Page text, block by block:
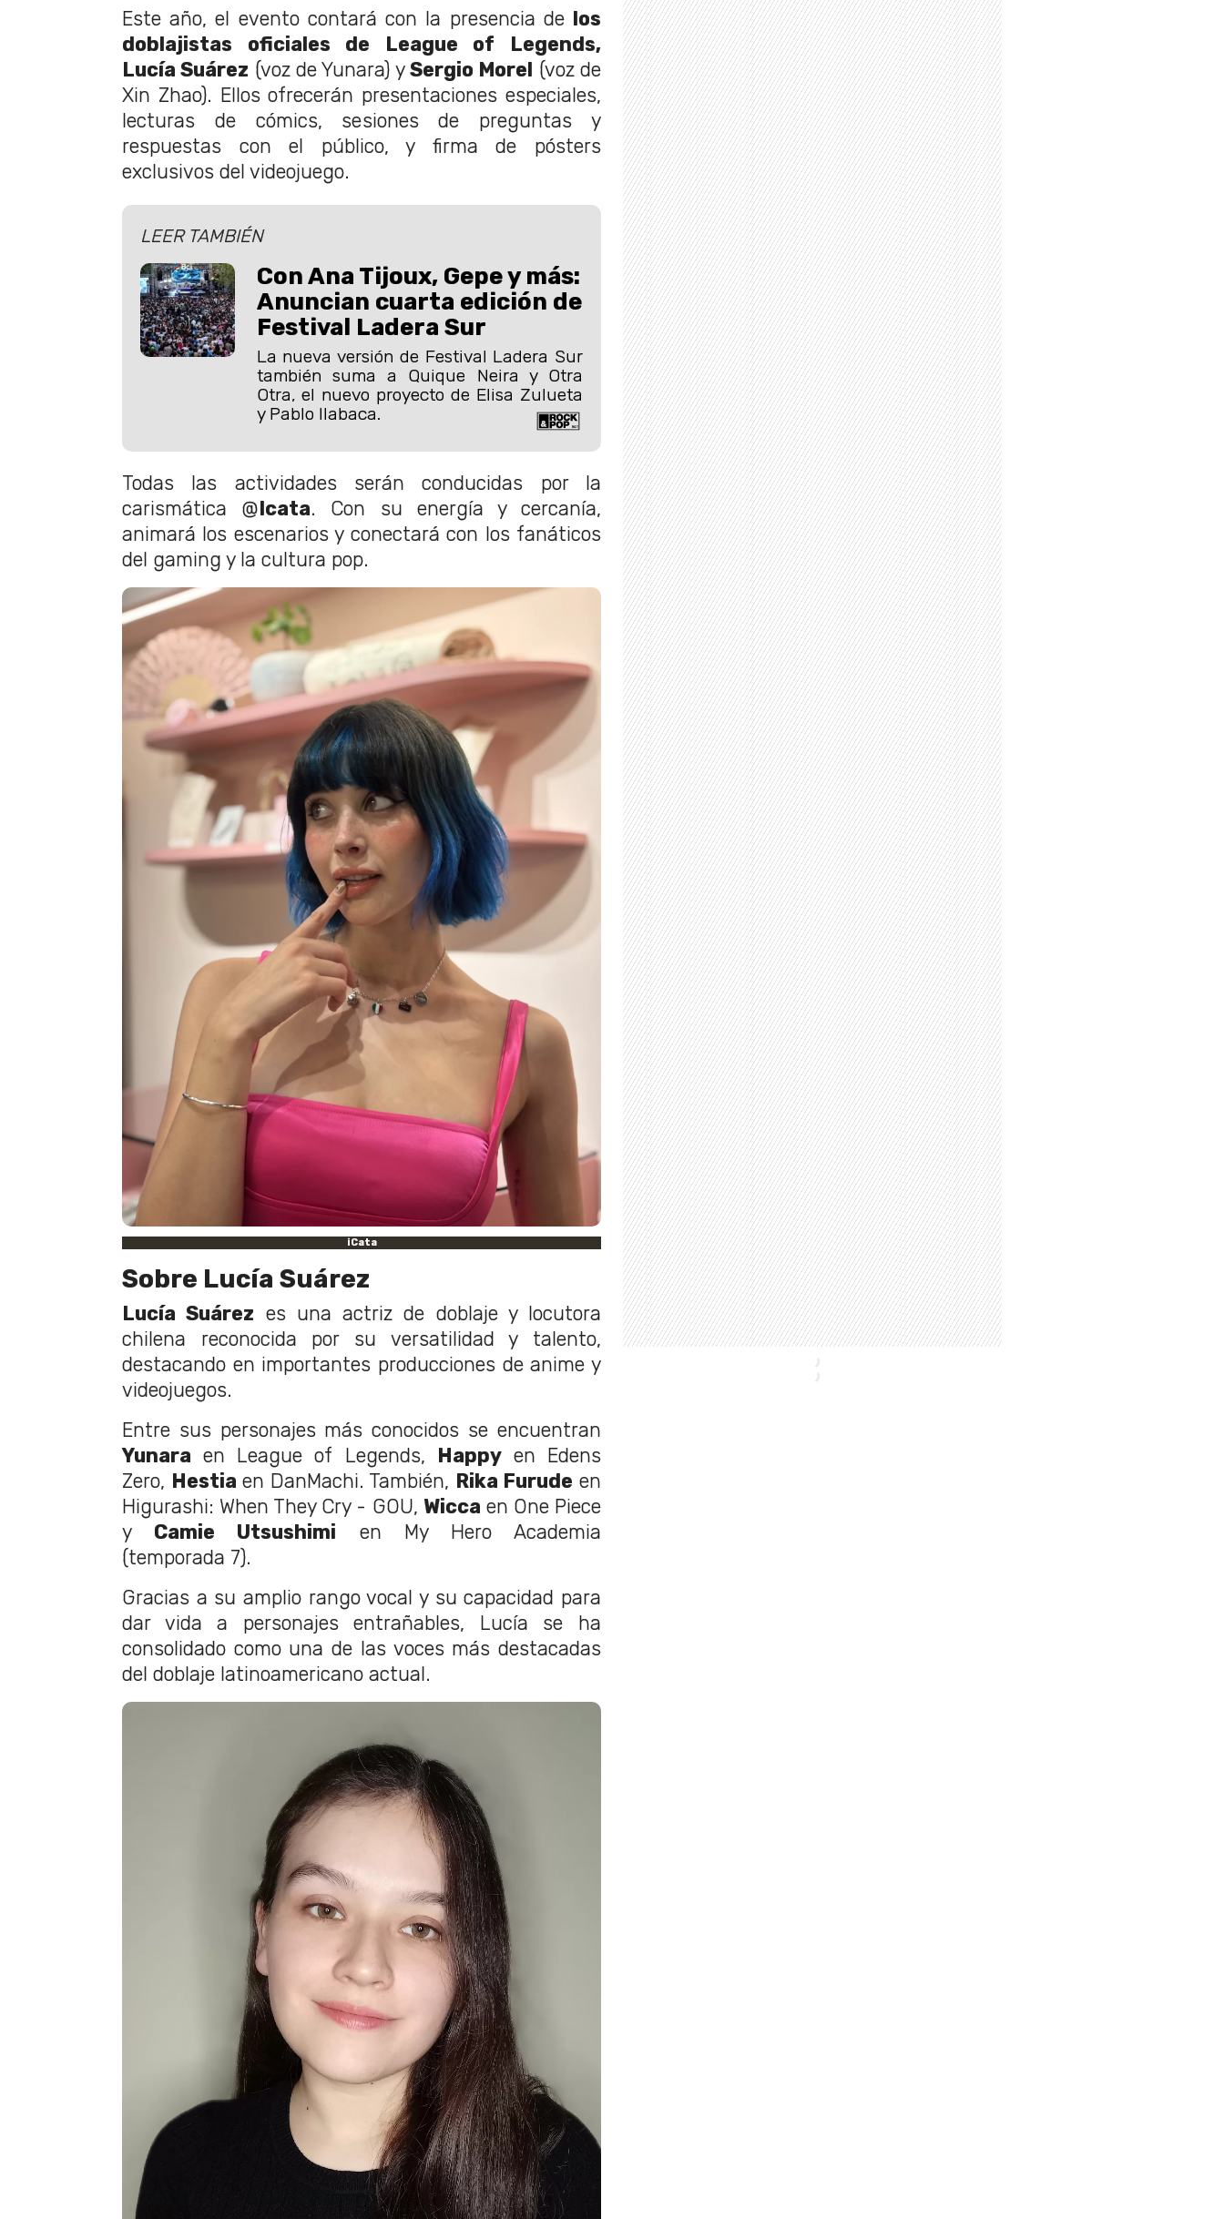
Este año, el evento contará con la presencia de los
doblajistas oficiales de League of Legends,
Lucía Suárez (voz de Yunara) ySergio Morel (voz de
Xin Zhao). Ellos ofrecerán presentaciones especiales,
lecturas de cómics, sesiones de preguntas y
respuestas con el público, y firma de pósters
exclusivos del videojuego.
LEER TAMBIÉN
Con Ana Tijoux, Gepe y más:
Anuncian cuarta edición de
Festival Ladera Sur
La nueva versión de Festival Ladera Sur
también suma a Quique Neira y Otra
Otra, el nuevo proyecto de Elisa Zulueta
y Pablo Ilabaca.
Todas las actividades serán conducidas por la
carismática @Icata. Con su energía y cercanía,
animará los escenarios y conectará con los fanáticos
del gaming y la cultura pop.
iCata
Sobre Lucía Suárez
Lucía Suárez es una actriz de doblaje y locutora
chilena reconocida por su versatilidad y talento,
destacando en importantes producciones de anime y
videojuegos.
Entre sus personajes más conocidos se encuentran
Yunara en League of Legends, Happyen Edens
Zero, Hestia en DanMachi. También, Rika Furude en
Higurashi: When They Cry - GOU, Wicca en One Piece
y Camie Utsushimi en My Hero Academia
(temporada 7).
Gracias a su amplio rango vocal y su capacidad para
dar vida a personajes entrañables, Lucía se ha
consolidado como una de las voces más destacadas
del doblaje latinoamericano actual.